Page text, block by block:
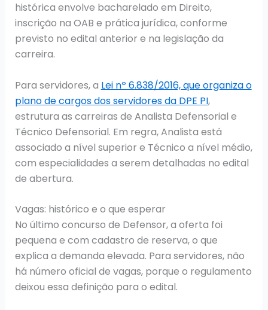
histórica envolve bacharelado em Direito,
inscrição na OAB e prática jurídica, conforme
previsto no edital anterior e na legislação da
carreira.
Para servidores, a Lei nº 6.838/2016, que organiza o
plano de cargos dos servidores da DPE PI,
estrutura as carreiras de Analista Defensorial e
Técnico Defensorial. Em regra, Analista está
associado a nível superior e Técnico a nível médio,
com especialidades a serem detalhadas no edital
de abertura.
Vagas: histórico e o que esperar
No último concurso de Defensor, a oferta foi
pequena e com cadastro de reserva, o que
explica a demanda elevada. Para servidores, não
há número oficial de vagas, porque o regulamento
deixou essa definição para o edital.